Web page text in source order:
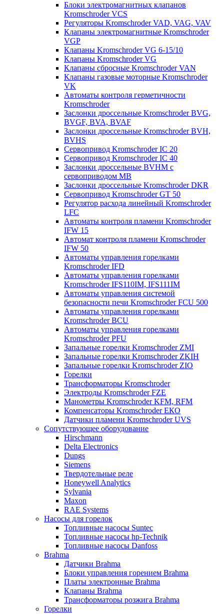
Блоки электромагнитных клапанов
Kromschroder VCS
Регуляторы Kromschroder VAD, VAG, VAV
Клапаны электромагнитные Kromschroder
VGP
Клапаны Kromschroder VG 6-15/10
Клапаны Kromschroder VG
Клапаны сбросные Kromschroder VAN
Клапаны газовые моторные Kromschroder
VK
Автоматы контроля герметичности
Kromschroder
Заслонки дроссельные Kromschroder BVG,
BVGF, BVA, BVAF
Заслонки дроссельные Kromschroder BVH,
BVHS
Сервопривод Kromschroder IC 20
Сервопривод Kromschroder IC 40
Заслонки дроссельные BVHM с
сервоприводом МВ
Заслонки дроссельные Kromschroder DKR
Cервопривод Kromschroder GT 50
Регулятор расхода линейный Kromschroder
LFC
Автоматы контроля пламени Kromschroder
IFW 15
Автомат контроля пламени Kromschroder
IFW 50
Автоматы управления горелками
Kromschroder IFD
Автоматы управления горелками
Kromschroder IFS110IM, IFS111IM
Автоматы управления системой
безопасности печи Kromschroder FCU 500
Автоматы управления горелками
Kromschroder BCU
Автоматы управления горелками
Kromschroder PFU
Запальные горелки Kromschroder ZМI
Запальные горелки Kromschroder ZKIH
Запальные горелки Kromschroder ZIO
Горелки
Трансформаторы Kromschroder
Электроды Kromschroder FZE
Манометры Kromschroder KFM, RFM
Компенсаторы Kromschroder ЕКО
Датчики пламени Kromschroder UVS
Сопутствующее оборудование
Hirschmann
Delta Electronics
Dungs
Siemens
Твердотельные реле
Honeywell Analytics
Sylvania
Maxon
RAE Systems
Насосы для горелок
Топливные насосы Suntec
Топливные насосы hp-Technik
Топливные насосы Danfoss
Brahma
Датчики Brahma
Блоки управления горением Brahma
Платы электронные Brahma
Клапаны Brahma
Трансформаторы розжига Brahma
Горелки